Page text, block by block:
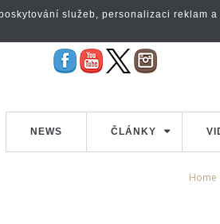
NEWS ČLÁNKY
Home
služeb, personalizaci reklam